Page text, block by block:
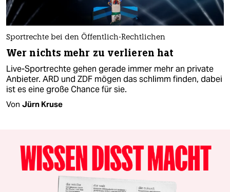
Sportrechte bei den Öffentlich-Rechtlichen
Wer nichts mehr zu verlieren hat
Live-Sportrechte gehen gerade immer mehr an private
Anbieter. ARD und ZDF mögen das schlimm finden, dabei
ist es eine große Chance für sie.
Von Jürn Kruse